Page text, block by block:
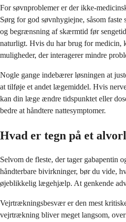
For søvnproblemer er der ikke-
Sørg for god søvnhygiejne, såsom
og begrænsning af skærmtid før
naturligt. Hvis du har brug for medicin,
muligheder, der interagerer mindre
Nogle gange indebærer løsningen at
at tilføje et andet lægemiddel. Hvis
kan din læge ændre tidspunktet eller
bedre at håndtere nattesymptomer.
Hvad er tegn på et
Selvom de fleste, der tager gabapentin
håndterbare bivirkninger, bør du vide,
øjeblikkelig lægehjælp. At genkende
Vejrtrækningsbesvær er den mest
vejrtrækning bliver meget langsom,